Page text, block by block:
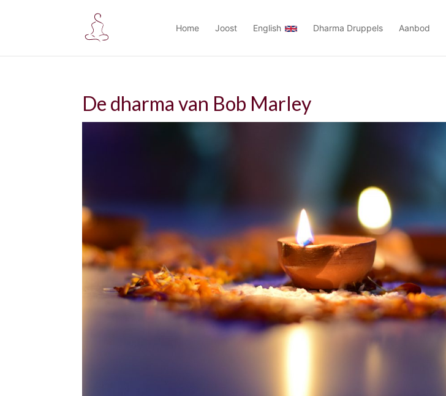
Home Joost English Dharma Druppels Aanbod
De dharma van Bob Marley